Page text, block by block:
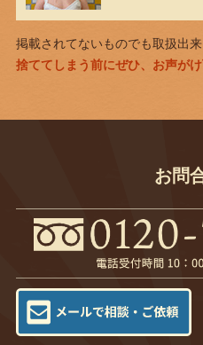
掲載されてないものでも取扱出
捨ててしまう前にぜひ、お声が
お問